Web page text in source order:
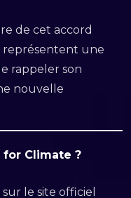
de cet accord
représentent une
rappeler son
nouvelle
for Climate ?
le site officiel